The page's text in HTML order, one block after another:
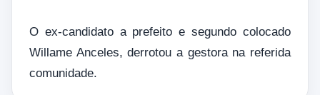
O ex-candidato a prefeito e segundo colocado
Willame Anceles, derrotou a gestora na referida
comunidade.